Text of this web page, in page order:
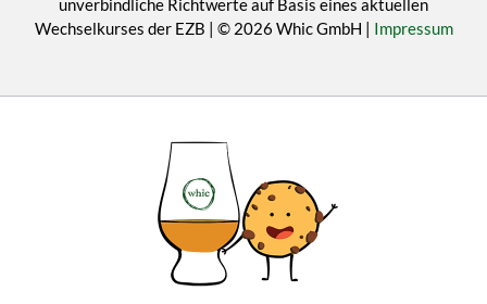
unverbindliche Richtwerte auf Basis eines aktuellen
Wechselkurses der EZB | © 2026 Whic GmbH | Impressum